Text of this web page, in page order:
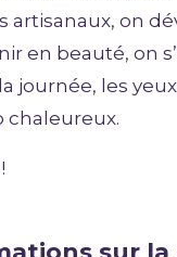
artisanaux, on
en beauté, on
journée, les
chaleureux.